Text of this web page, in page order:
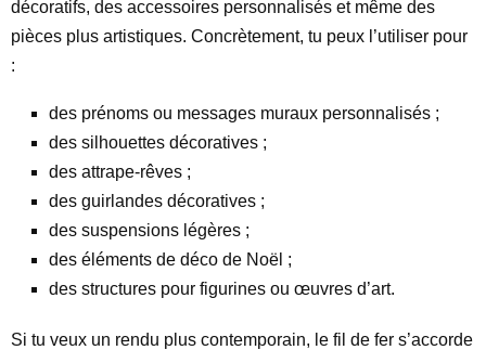
décoratifs, des accessoires personnalisés et même des
pièces plus artistiques. Concrètement, tu peux l’utiliser pour
:
des prénoms ou messages muraux personnalisés ;
des silhouettes décoratives ;
des attrape-rêves ;
des guirlandes décoratives ;
des suspensions légères ;
des éléments de déco de Noël ;
des structures pour figurines ou œuvres d’art.
Si tu veux un rendu plus contemporain, le fil de fer s’accorde